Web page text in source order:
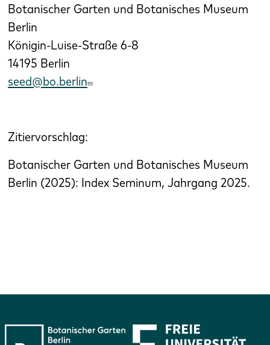
Botanischer Garten und Botanisches Museum
Berlin
Königin-Luise-Straße 6-8
14195 Berlin
seed@bo.berlin
Zitiervorschlag:
Botanischer Garten und Botanisches Museum
Berlin (2025): Index Seminum, Jahrgang 2025.